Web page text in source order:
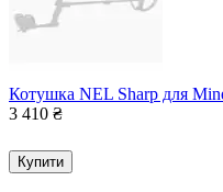
Котушка NEL Sharp для
3 410 ₴
Купити